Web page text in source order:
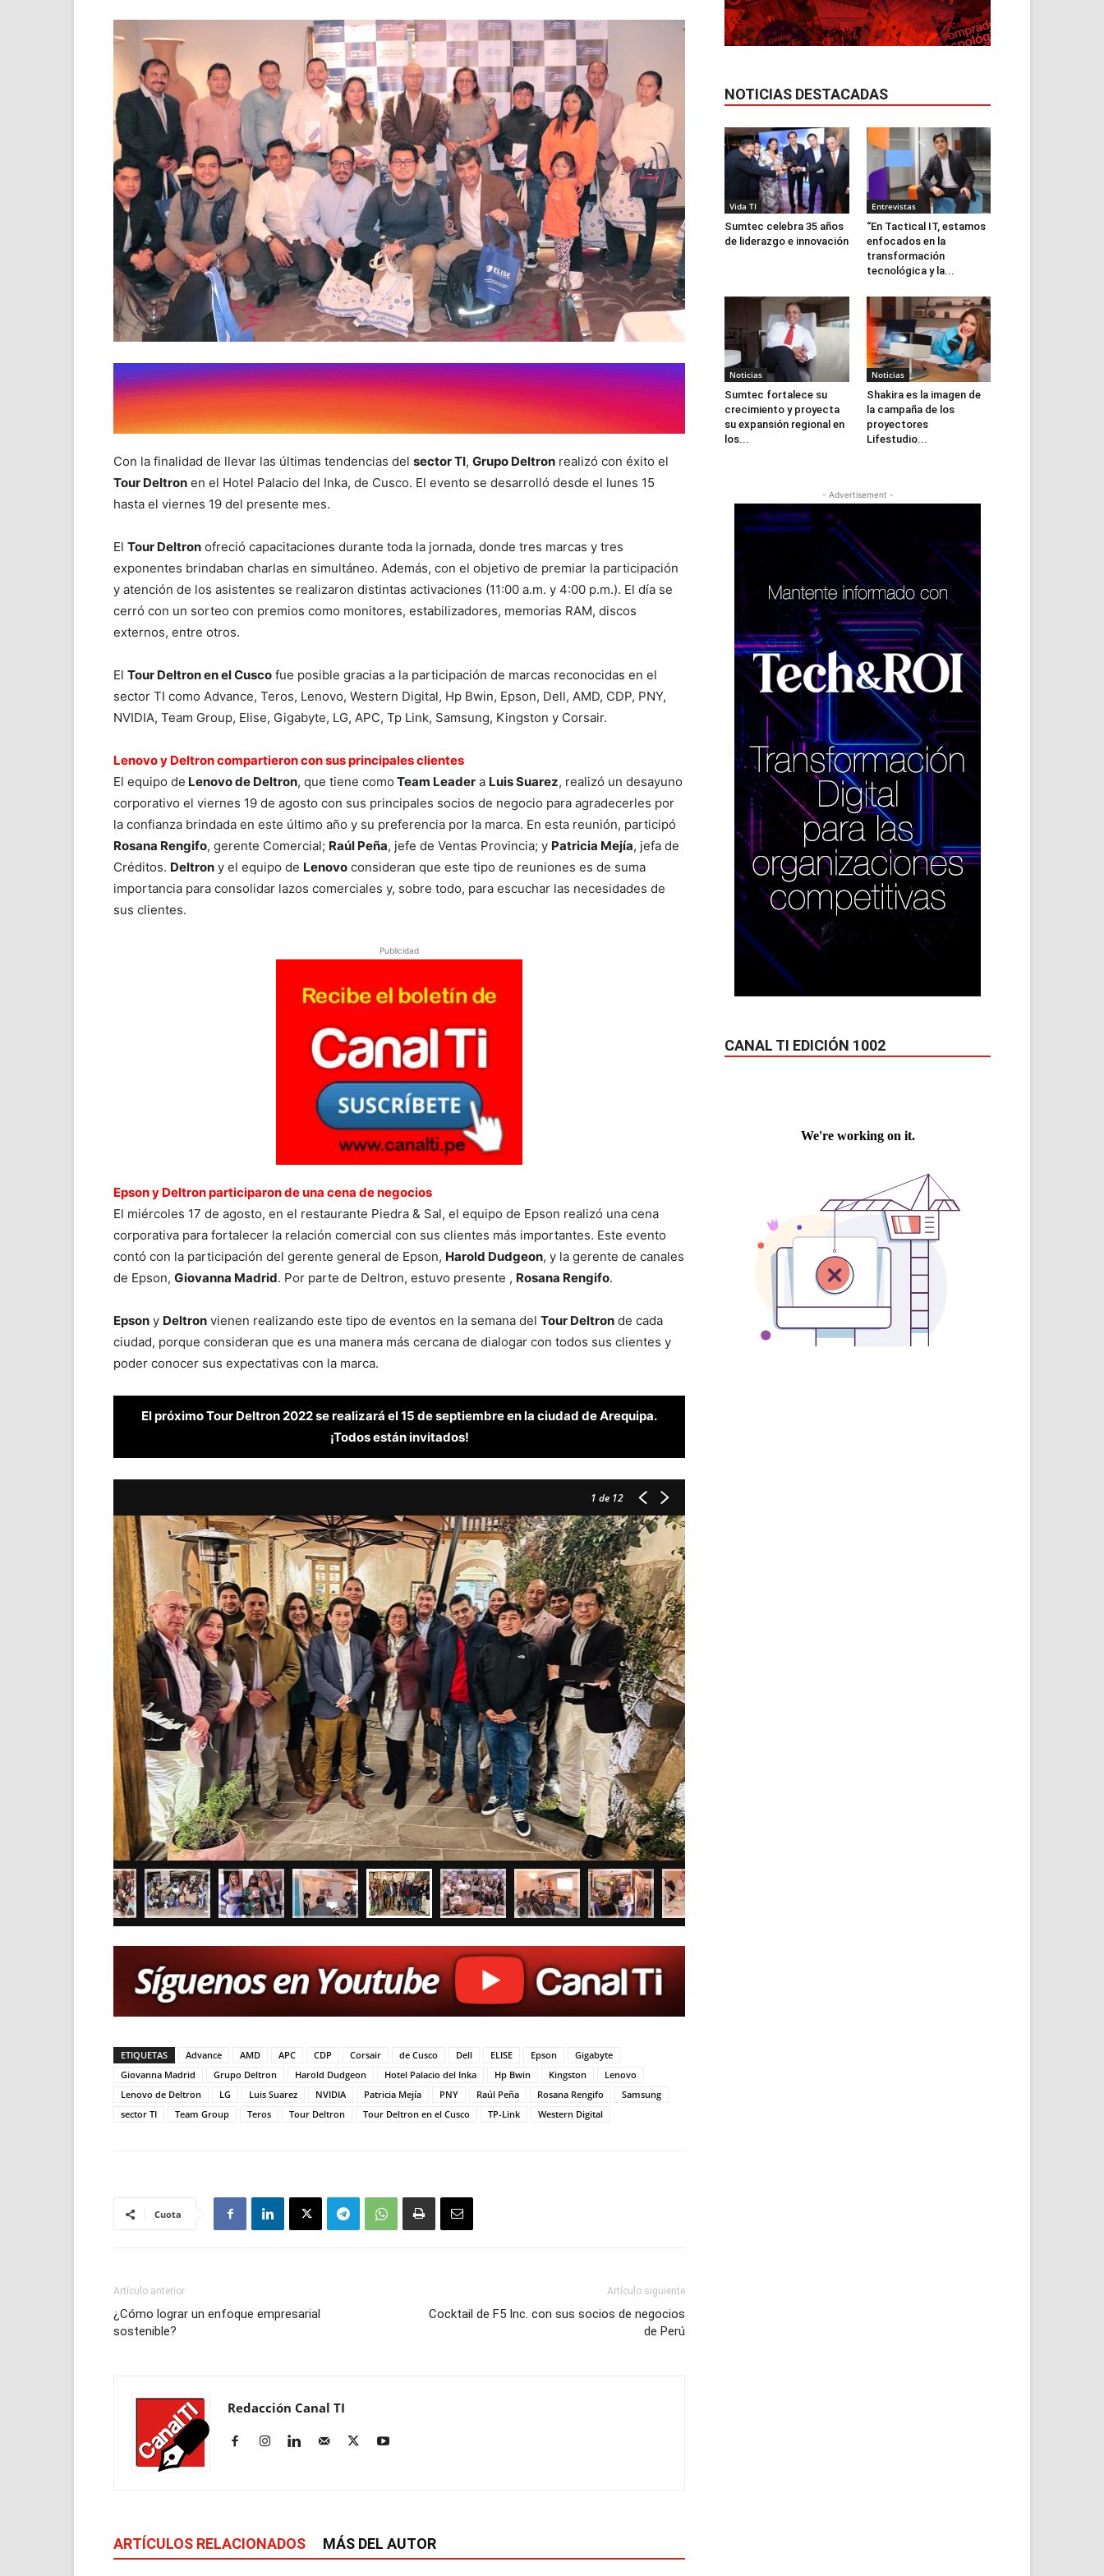
Con la finalidad de llevar las últimas tendencias del sector TI, Grupo Deltron realizó con éxito el
Tour Deltron en el Hotel Palacio del Inka, de Cusco. El evento se desarrolló desde el lunes 15
hasta el viernes 19 del presente mes.
El Tour Deltron ofreció capacitaciones durante toda la jornada, donde tres marcas y tres
exponentes brindaban charlas en simultáneo. Además, con el objetivo de premiar la participación
y atención de los asistentes se realizaron distintas activaciones (11:00 a.m. y 4:00 p.m.). El día se
cerró con un sorteo con premios como monitores, estabilizadores, memorias RAM, discos
externos, entre otros.
El Tour Deltron en el Cusco fue posible gracias a la participación de marcas reconocidas en el
sector TI como Advance, Teros, Lenovo, Western Digital, Hp Bwin, Epson, Dell, AMD, CDP, PNY,
NVIDIA, Team Group, Elise, Gigabyte, LG, APC, Tp Link, Samsung, Kingston y Corsair.
Lenovo y Deltron compartieron con sus principales clientes
El equipo de Lenovo de Deltron, que tiene como Team Leader a Luis Suarez, realizó un desayuno
corporativo el viernes 19 de agosto con sus principales socios de negocio para agradecerles por
la confianza brindada en este último año y su preferencia por la marca. En esta reunión, participó
Rosana Rengifo, gerente Comercial; Raúl Peña, jefe de Ventas Provincia; y Patricia Mejía, jefa de
Créditos. Deltron y el equipo de Lenovo consideran que este tipo de reuniones es de suma
importancia para consolidar lazos comerciales y, sobre todo, para escuchar las necesidades de
sus clientes.
Publicidad
Epson y Deltron participaron de una cena de negocios
El miércoles 17 de agosto, en el restaurante Piedra & Sal, el equipo de Epson realizó una cena
corporativa para fortalecer la relación comercial con sus clientes más importantes. Este evento
contó con la participación del gerente general de Epson, Harold Dudgeon, y la gerente de canales
de Epson, Giovanna Madrid. Por parte de Deltron, estuvo presente , Rosana Rengifo.
Epson y Deltron vienen realizando este tipo de eventos en la semana del Tour Deltron de cada
ciudad, porque consideran que es una manera más cercana de dialogar con todos sus clientes y
poder conocer sus expectativas con la marca.
El próximo Tour Deltron 2022 se realizará el 15 de septiembre en la ciudad de Arequipa.
¡Todos están invitados!
1 de 12
ETIQUETAS Advance AMD APC CDP Corsair de Cusco Dell ELISE Epson
Gigabyte
Giovanna Madrid
Grupo Deltron Harold Dudgeon Hotel Palacio del Inka Hp Bwin Kingston
Lenovo
Lenovo de Deltron
LG Luis Suarez NVIDIA Patricia Mejía PNY Raúl Peña Rosana Rengifo
Samsung
sector TI
Team Group Teros Tour Deltron Tour Deltron en el Cusco TP-Link Western Digital
Cuota
Artículo anterior
¿Cómo lograr un enfoque empresarial
sostenible?
Artículo siguiente
Cocktail de F5 Inc. con sus socios de negocios
de Perú
Redacción Canal TI
ARTÍCULOS RELACIONADOS MÁS DEL AUTOR
NOTICIAS DESTACADAS
Vida TI
Sumtec celebra 35 años
de liderazgo e innovación
Entrevistas
“En Tactical IT, estamos
enfocados en la
transformación
tecnológica y la...
Noticias
Sumtec fortalece su
crecimiento y proyecta
su expansión regional en
los...
Noticias
Shakira es la imagen de
la campaña de los
proyectores
Lifestudio...
- Advertisement -
CANAL TI EDICIÓN 1002